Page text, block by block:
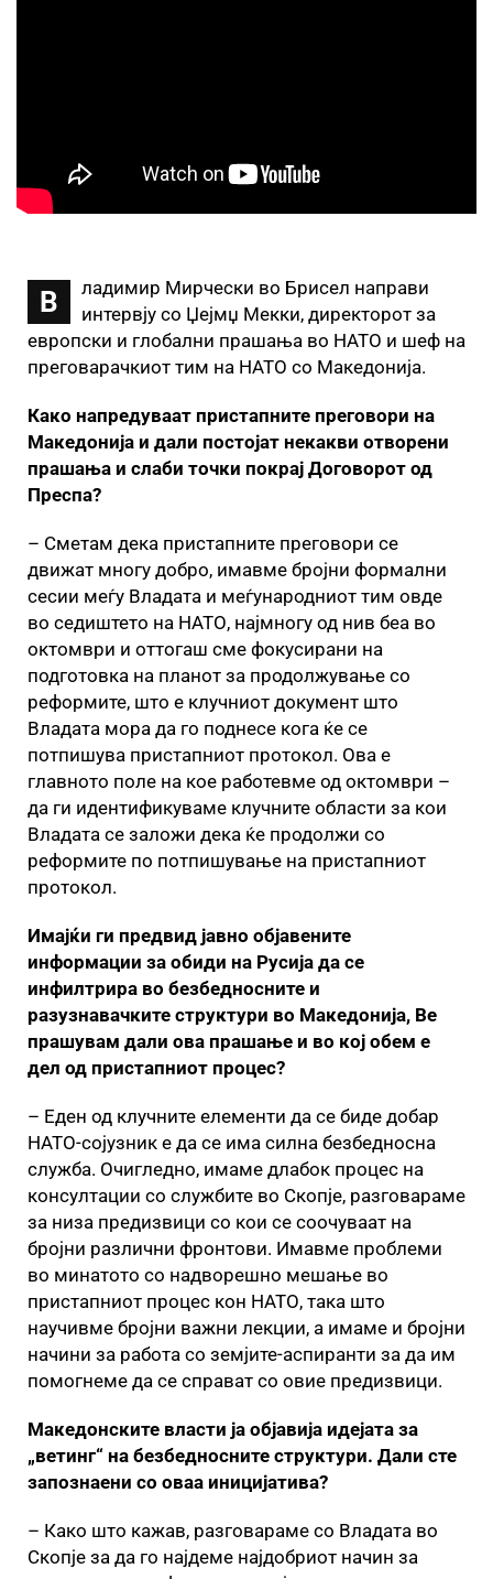
В
ладимир Мирчески во Брисел направи
интервју со Џејмџ Мекки, директорот за
европски и глобални прашања во НАТО и шеф на
преговарачкиот тим на НАТО со Македонија.
Како напредуваат пристапните преговори на
Македонија и дали постојат некакви отворени
прашања и слаби точки покрај Договорот од
Преспа?
– Сметам дека пристапните преговори се
движат многу добро, имавме бројни формални
сесии меѓу Владата и меѓународниот тим овде
во седиштето на НАТО, најмногу од нив беа во
октомври и оттогаш сме фокусирани на
подготовка на планот за продолжување со
реформите, што е клучниот документ што
Владата мора да го поднесе кога ќе се
потпишува пристапниот протокол. Ова е
главното поле на кое работевме од октомври –
да ги идентификуваме клучните области за кои
Владата се заложи дека ќе продолжи со
реформите по потпишување на пристапниот
протокол.
Имајќи ги предвид јавно објавените
информации за обиди на Русија да се
инфилтрира во безбедносните и
разузнавачките структури во Македонија, Ве
прашувам дали ова прашање и во кој обем е
дел од пристапниот процес?
– Еден од клучните елементи да се биде добар
НАТО-сојузник е да се има силна безбедносна
служба. Очигледно, имаме длабок процес на
консултации со службите во Скопје, разговараме
за низа предизвици со кои се соочуваат на
бројни различни фронтови. Имавме проблеми
во минатото со надворешно мешање во
пристапниот процес кон НАТО, така што
научивме бројни важни лекции, а имаме и бројни
начини за работа со земјите-аспиранти за да им
помогнеме да се справат со овие предизвици.
Македонските власти ја објавија идејата за
„ветинг“ на безбедносните структури. Дали сте
запознаени со оваа иницијатива?
– Како што кажав, разговараме со Владата во
Скопје за да го најдеме најдобриот начин за